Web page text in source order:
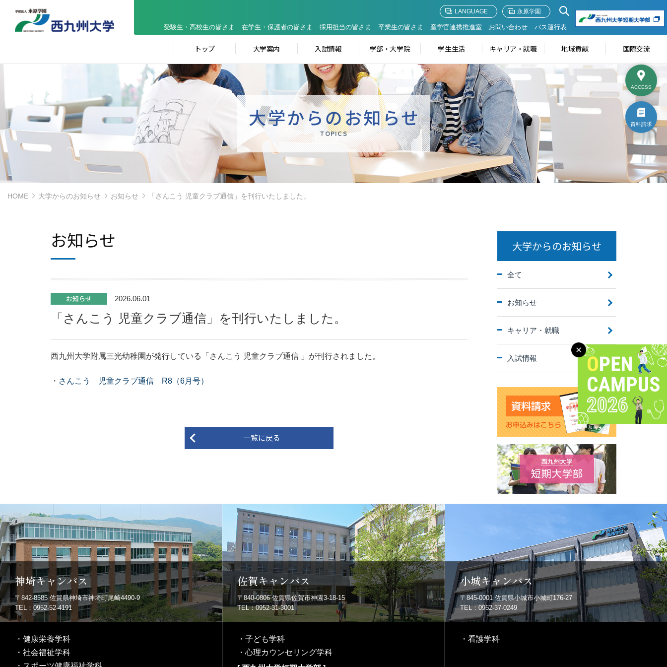
ACCESS
資料請求
受験生・高校生の皆さま 在学生・保護者の皆さま 採用担当の皆さま 卒業生の皆さま 産学官連携推進室 お問い合わせ バス運行表
LANGUAGE 永原学園
トップ 大学案内 入試情報 学部・大学院 学生生活 キャリア・就職 地域貢献 国際交流
大学からのお知らせ
TOPICS
HOME 大学からのお知らせ お知らせ 「さんこう 児童クラブ通信」を刊行いたしました。
お知らせ
お知らせ 2026.06.01
「さんこう 児童クラブ通信」を刊行いたしました。
西九州大学附属三光幼稚園が発行している「さんこう 児童クラブ通信 」が刊行されました。
・ さんこう 児童クラブ通信 R8（6月号）
一覧に戻る
大学からのお知らせ
全て
お知らせ
キャリア・就職
入試情報
神埼キャンパス
〒842-8585佐賀県神埼市神埼町尾崎4490-9
TEL：0952-52-4191
・ 健康栄養学科
・ 社会福祉学科
佐賀キャンパス
〒840-0806佐賀県佐賀市神園3-18-15
TEL：0952-31-3001
・子ども学科
・心理カウンセリング学科
小城キャンパス
〒845-0001佐賀県小城市小城町176-27
TEL：0952-37-0249
・ 看護学科